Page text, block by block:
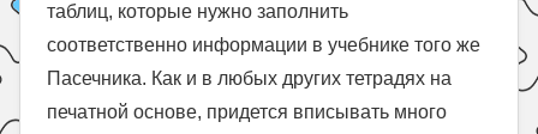
таблиц, которые нужно заполнить
соответственно информации в учебнике того же
Пасечника. Как и в любых других тетрадях на
печатной основе, придется вписывать много